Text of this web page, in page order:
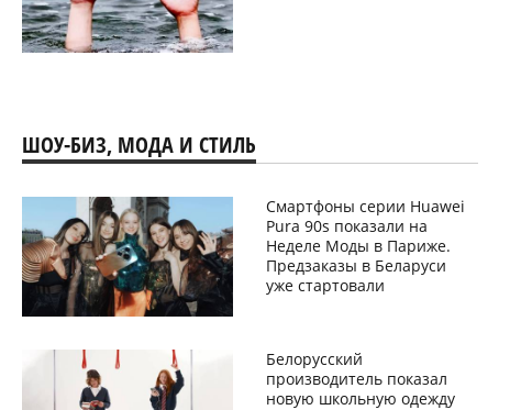
ШОУ-БИЗ, МОДА И СТИЛЬ
Смартфоны серии Huawei
Pura 90s показали на
Неделе Моды в Париже.
Предзаказы в Беларуси
уже стартовали
Белорусский
производитель показал
новую школьную одежду